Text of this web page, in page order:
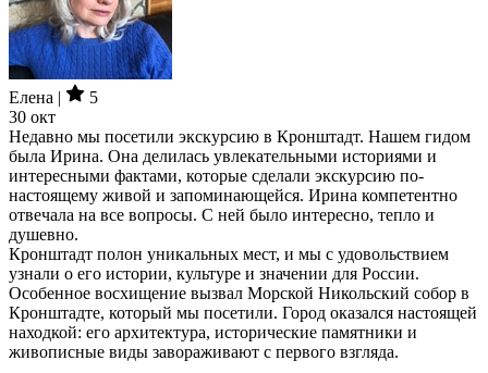
Елена |
5
30 окт
Недавно мы посетили экскурсию в Кронштадт. Нашем гидом
была Ирина. Она делилась увлекательными историями и
интересными фактами, которые сделали экскурсию по-
настоящему живой и запоминающейся. Ирина компетентно
отвечала на все вопросы. С ней было интересно, тепло и
душевно.
Кронштадт полон уникальных мест, и мы с удовольствием
узнали о его истории, культуре и значении для России.
Особенное восхищение вызвал Морской Никольский собор в
Кронштадте, который мы посетили. Город оказался настоящей
находкой: его архитектура, исторические памятники и
живописные виды завораживают с первого взгляда.